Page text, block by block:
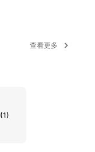
查看更多
(1)